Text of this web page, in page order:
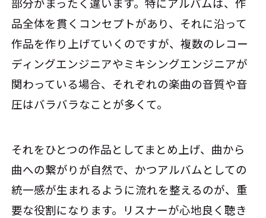
品全体を貫くコンセプトがあり、それに沿って
作品を作り上げていくのですが、複数のレコー
ディングエンジニアやミキシングエンジニアが
関わっている場合、それぞれの楽曲の音質や音
圧はバラバラなことが多くて。
それをひとつの作品としてまとめ上げ、曲から
曲への繋がりが自然で、かつアルバムとしての
統一感が生まれるように流れを整えるのが、重
要な役割になります。リスナーが心地良く聴き